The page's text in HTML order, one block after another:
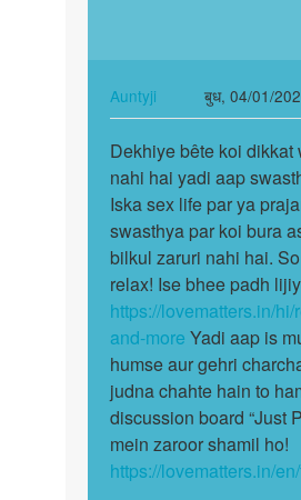
sperm
banana…
by
Auntyji
Auntyji
बुध, 04/01/
reply
to
by
Vashu.sing
Dekhiye
bête
koi
dikkat
wali…
Dekhiye bête koi dikkat
nahi hai yadi aap
Iska sex life par ya
swasthya par koi bura
bilkul zaruri nahi hai.
relax! Ise bhee padh
https://lovematters.in/
and-more Yadi aap is
humse aur gehri
judna chahte hain to
discussion board “Just
mein zaroor shamil ho!
https://lovematters.in/